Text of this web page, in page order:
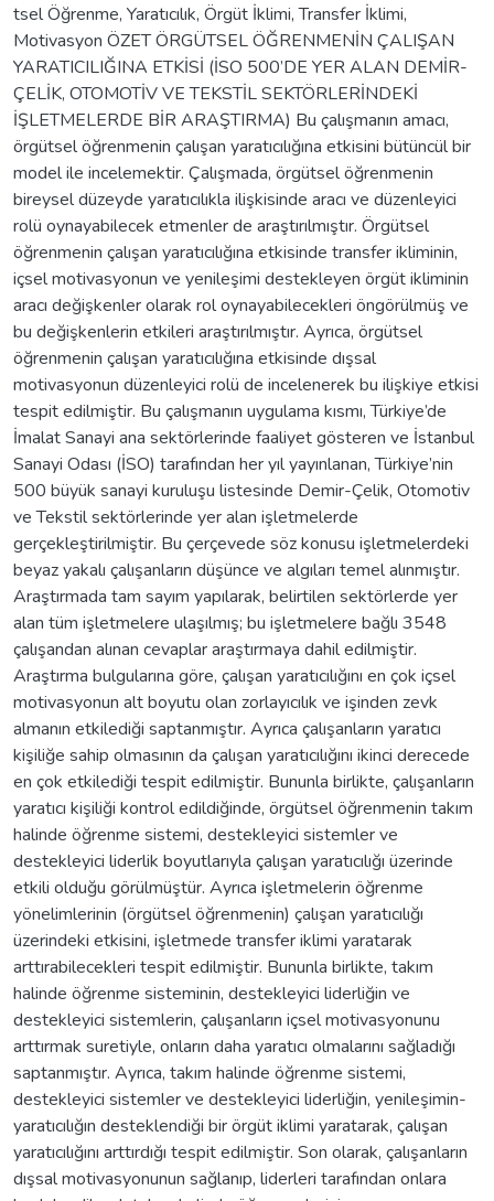
tsel Öğrenme, Yaratıcılık, Örgüt İklimi, Transfer İklimi,
Motivasyon ÖZET ÖRGÜTSEL ÖĞRENMENİN ÇALIŞAN
YARATICILIĞINA ETKİSİ (İSO 500’DE YER ALAN DEMİR-
ÇELİK, OTOMOTİV VE TEKSTİL SEKTÖRLERİNDEKİ
İŞLETMELERDE BİR ARAŞTIRMA) Bu çalışmanın amacı,
örgütsel öğrenmenin çalışan yaratıcılığına etkisini bütüncül bir
model ile incelemektir. Çalışmada, örgütsel öğrenmenin
bireysel düzeyde yaratıcılıkla ilişkisinde aracı ve düzenleyici
rolü oynayabilecek etmenler de araştırılmıştır. Örgütsel
öğrenmenin çalışan yaratıcılığına etkisinde transfer ikliminin,
içsel motivasyonun ve yenileşimi destekleyen örgüt ikliminin
aracı değişkenler olarak rol oynayabilecekleri öngörülmüş ve
bu değişkenlerin etkileri araştırılmıştır. Ayrıca, örgütsel
öğrenmenin çalışan yaratıcılığına etkisinde dışsal
motivasyonun düzenleyici rolü de incelenerek bu ilişkiye etkisi
tespit edilmiştir. Bu çalışmanın uygulama kısmı, Türkiye’de
İmalat Sanayi ana sektörlerinde faaliyet gösteren ve İstanbul
Sanayi Odası (İSO) tarafından her yıl yayınlanan, Türkiye’nin
500 büyük sanayi kuruluşu listesinde Demir-Çelik, Otomotiv
ve Tekstil sektörlerinde yer alan işletmelerde
gerçekleştirilmiştir. Bu çerçevede söz konusu işletmelerdeki
beyaz yakalı çalışanların düşünce ve algıları temel alınmıştır.
Araştırmada tam sayım yapılarak, belirtilen sektörlerde yer
alan tüm işletmelere ulaşılmış; bu işletmelere bağlı 3548
çalışandan alınan cevaplar araştırmaya dahil edilmiştir.
Araştırma bulgularına göre, çalışan yaratıcılığını en çok içsel
motivasyonun alt boyutu olan zorlayıcılık ve işinden zevk
almanın etkilediği saptanmıştır. Ayrıca çalışanların yaratıcı
kişiliğe sahip olmasının da çalışan yaratıcılığını ikinci derecede
en çok etkilediği tespit edilmiştir. Bununla birlikte, çalışanların
yaratıcı kişiliği kontrol edildiğinde, örgütsel öğrenmenin takım
halinde öğrenme sistemi, destekleyici sistemler ve
destekleyici liderlik boyutlarıyla çalışan yaratıcılığı üzerinde
etkili olduğu görülmüştür. Ayrıca işletmelerin öğrenme
yönelimlerinin (örgütsel öğrenmenin) çalışan yaratıcılığı
üzerindeki etkisini, işletmede transfer iklimi yaratarak
arttırabilecekleri tespit edilmiştir. Bununla birlikte, takım
halinde öğrenme sisteminin, destekleyici liderliğin ve
destekleyici sistemlerin, çalışanların içsel motivasyonunu
arttırmak suretiyle, onların daha yaratıcı olmalarını sağladığı
saptanmıştır. Ayrıca, takım halinde öğrenme sistemi,
destekleyici sistemler ve destekleyici liderliğin, yenileşimin-
yaratıcılığın desteklendiği bir örgüt iklimi yaratarak, çalışan
yaratıcılığını arttırdığı tespit edilmiştir. Son olarak, çalışanların
dışsal motivasyonunun sağlanıp, liderleri tarafından onlara